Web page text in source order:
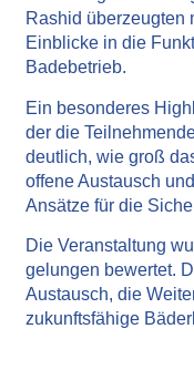
Rashid überzeugten
Einblicke in die
Badebetrieb.
Ein besonderes
der die
deutlich, wie groß
offene Austausch
Ansätze für die
Die Veranstaltung
gelungen bewertet.
Austausch, die
zukunftsfähige